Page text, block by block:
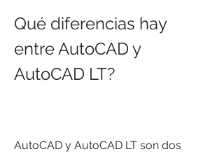
Qué diferencias hay
entre AutoCAD y
AutoCAD LT?
AutoCAD y AutoCAD LT son dos